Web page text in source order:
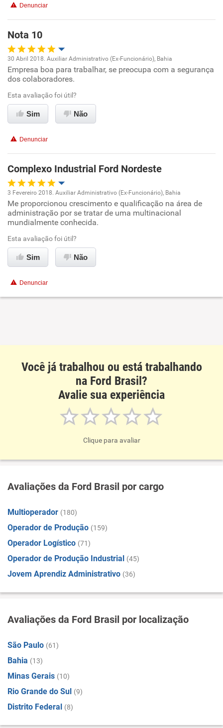
Recomenda esta empresa
Recomenda a diretoria
Denunciar
Nota 10
Oportunidade de promoção
Ambiente de trabalho
Conciliação com a vida familiar
Recomenda esta empresa
Recomenda a diretoria
30 Abril 2018. Auxiliar Administrativo (Ex-Funcionário), Bahia
Empresa boa para trabalhar, se preocupa com a segurança
dos colaboradores.
Esta avaliação foi útil?
Sim Não
Denunciar
Complexo Industrial Ford Nordeste
Oportunidade de promoção
Conciliação com a vida familiar
3 Fevereiro 2018. Auxiliar Administrativo (Ex-Funcionário), Bahia
Me proporcionou crescimento e qualificação na área de
administração por se tratar de uma multinacional
mundialmente conhecida.
Esta avaliação foi útil?
Sim Não
Denunciar
Você já trabalhou ou está trabalhando
na Ford Brasil?
Avalie sua experiência
Clique para avaliar
Avaliações da Ford Brasil por cargo
Multioperador (180)
Operador de Produção (159)
Operador Logístico (71)
Operador de Produção Industrial (45)
Jovem Aprendiz Administrativo (36)
Avaliações da Ford Brasil por localização
São Paulo (61)
Bahia (13)
Minas Gerais (10)
Rio Grande do Sul (9)
Distrito Federal (8)